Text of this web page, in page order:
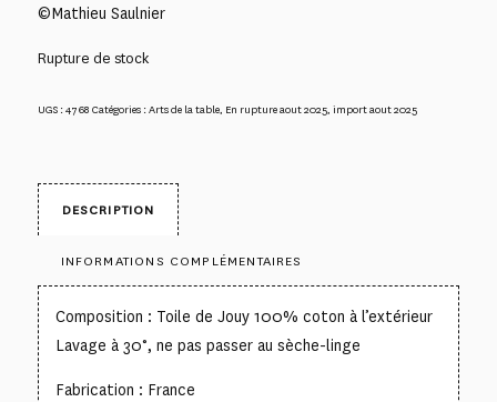
©Mathieu Saulnier
Rupture de stock
UGS :4768 Catégories :Arts de la table, En rupture aout 2025, import aout 2025
DESCRIPTION
INFORMATIONS COMPLÉMENTAIRES
Composition : Toile de Jouy 100% coton à l’extérieur
Lavage à 30°, ne pas passer au sèche-linge
Fabrication : France